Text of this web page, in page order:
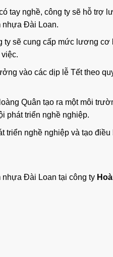
tay nghề, công ty sẽ hỗ trợ
nhựa Đài Loan.
ty sẽ cung cấp mức lương
vào các dịp lễ Tết theo
Quân tạo ra một môi
phát triển nghề nghiệp.
triển nghề nghiệp và tạo
nhựa Đài Loan tại công ty